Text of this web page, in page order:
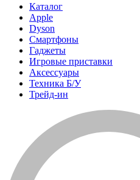
Каталог
Apple
Dyson
Смартфоны
Гаджеты
Игровые приставки
Аксессуары
Техника Б/У
Трейд-ин